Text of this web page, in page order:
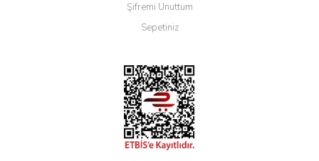
Şifremi Unuttum
Sepetiniz